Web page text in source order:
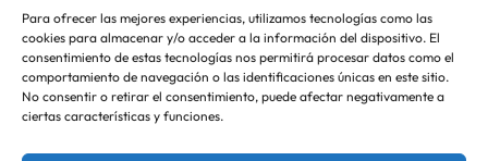
Para ofrecer las mejores experiencias, utilizamos tecnologías como las
cookies para almacenar y/o acceder a la información del dispositivo. El
consentimiento de estas tecnologías nos permitirá procesar datos como el
comportamiento de navegación o las identificaciones únicas en este sitio.
No consentir o retirar el consentimiento, puede afectar negativamente a
ciertas características y funciones.
Programas B15
Autotest